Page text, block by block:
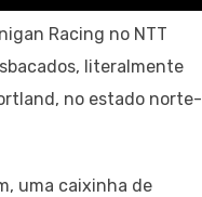
Racing no NTT
literalmente
no estado norte-
uma caixinha de